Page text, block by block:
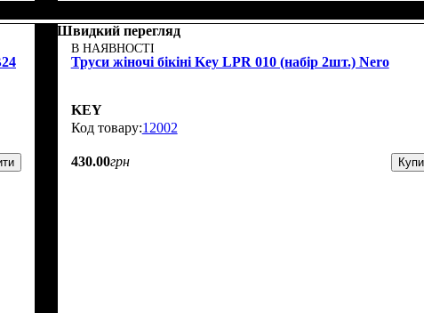
Швидкий перегляд
В НАЯВНОСТІ
Труси жіночі бікіні Key LPR 010 (набір 2шт.) Nero
KEY
12002
430.00грн